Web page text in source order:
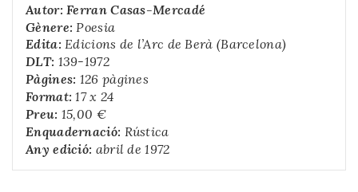
Autor: Ferran Casas-Mercadé
Gènere: Poesia
Edita:Edicions de l’Arc de Berà (Barcelona)
DLT: 139-1972
Pàgines: 126 pàgines
Format: 17 x 24
Preu: 15,00 €
Enquadernació: Rústica
Any edició: abril de 1972